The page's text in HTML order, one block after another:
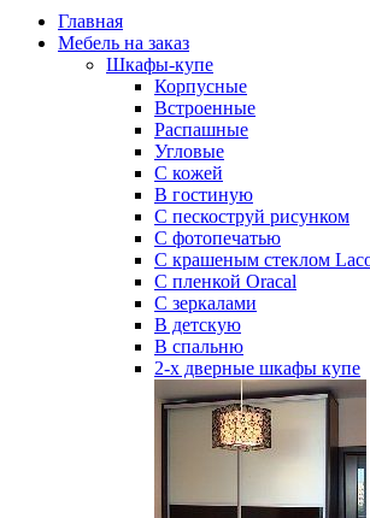
Главная
Мебель на заказ
Шкафы-купе
Корпусные
Встроенные
Распашные
Угловые
С кожей
В гостиную
С пескоструй рисунком
С фотопечатью
С крашеным стеклом
С пленкой Oracal
С зеркалами
В детскую
В спальню
2-х дверные шкафы купе